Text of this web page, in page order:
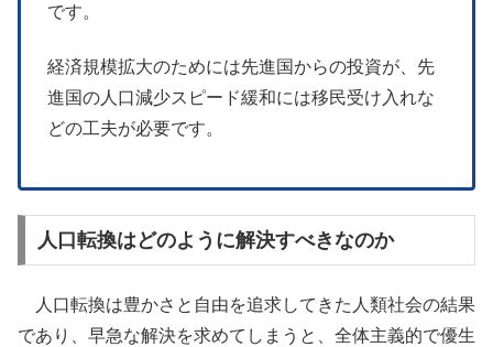
です。
経済規模拡大のためには先進国からの投資が、先
進国の人口減少スピード緩和には移民受け入れな
どの工夫が必要です。
人口転換はどのように解決すべきなのか
人口転換は豊かさと自由を追求してきた人類社会の結果
であり、早急な解決を求めてしまうと、全体主義的で優生